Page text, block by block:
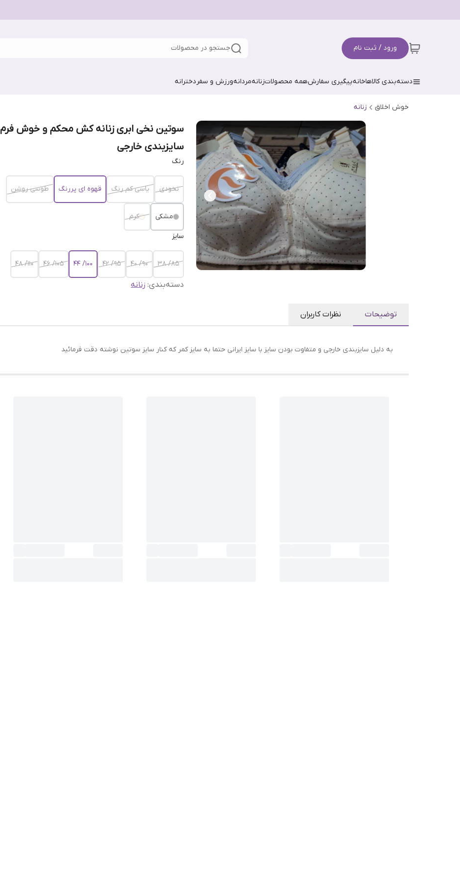
ورود / ثبت نام جستجو در محصولات
دسته‌بندی کالاهاخانهپیگیری سفارشهمه محصولاتزنانهمردانهورزش و سفردخترانه
خوش اخلاق زنانه
سوتین نخی ابری زنانه کش محکم و خوش فرم
سایزبندی خارجی
رنگ
نخودی یاسی کم رنگ قهوه ای پررنگ طوسی روشن
مشکی کرم
سایز
۸۵/ ۳۸ ۹۰/ ۴۰ ۹۵/ ۴۲ ۱۰۰/ ۴۴ ۱۰۵/ ۴۶ ۱۱۰/ ۴۸
دسته‌بندی: زنانه
توضیحات نظرات کاربران
به دلیل سایزبندی خارجی و متفاوت بودن سایز با سایز ایرانی حتما به سایز کمر که کنار سایز سوتین نوشته دقت فرمائید